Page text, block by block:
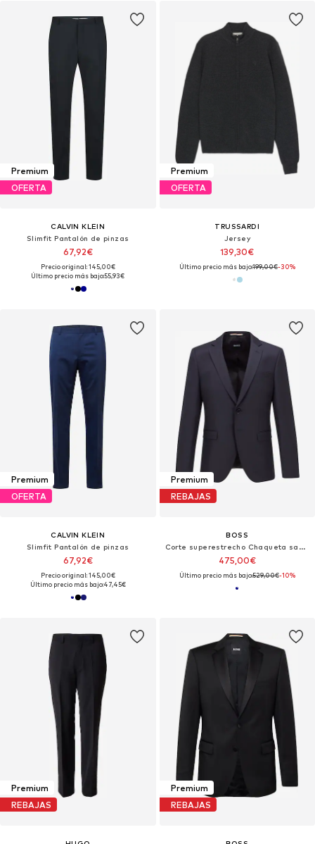
Premium
OFERTA
CALVIN KLEIN
Slimfit Pantalón de pinzas
67,92€
Precio original: 145,00€
Último precio más bajo:55,93€
Premium
OFERTA
TRUSSARDI
Jersey
139,30€
Último precio más bajo:199,00€-30%
Premium
OFERTA
CALVIN KLEIN
Slimfit Pantalón de pinzas
67,92€
Precio original: 145,00€
Último precio más bajo:47,45€
Premium
REBAJAS
BOSS
Corte superestrecho Chaqueta saco 'H-Reymond-B1'
475,00€
Último precio más bajo:529,00€-10%
Premium
REBAJAS
Premium
REBAJAS